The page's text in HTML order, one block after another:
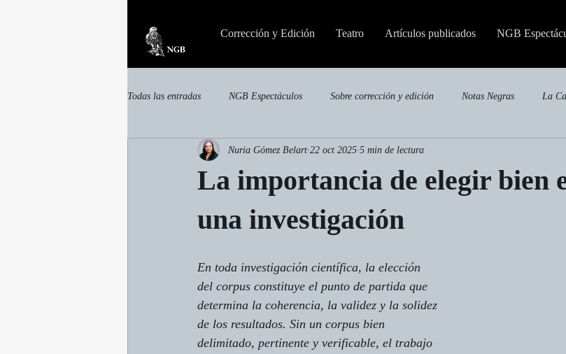
Corrección y Edición Teatro Artículos publicados NGB
Todas las entradas NGB Espectáculos Sobre corrección y edición Notas Negras La
Otras publicaciones Publicaciones especializadas
La importancia de elegir bien
una investigación
Nuria Gómez Belart 22 oct 2025 5 min de lectura
En toda investigación científica, la elección
del corpus constituye el punto de partida que
determina la coherencia, la validez y la solidez
de los resultados. Sin un corpus bien
delimitado, pertinente y verificable, el trabajo